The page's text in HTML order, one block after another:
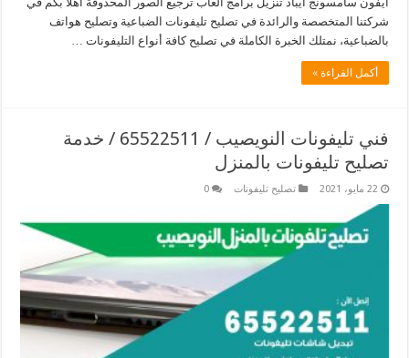
شركتنا المتخصصة والرائدة في تصليح تليفونات الضباعية وتصليح هواتف
بالضباعية، نمتلك الخبرة الكاملة في تصليح كافة أنواع التليفونات …
أكمل القراءة »
فني تليفونات النويصيب / 65522511 / خدمة
تصليح تليفونات بالمنزل
22 مايو، 2021 تصليح تليفونات 0